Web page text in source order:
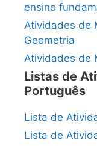
ensino
Atividades de
Geometria
Atividades de
Listas de
Português
Lista de
Lista de